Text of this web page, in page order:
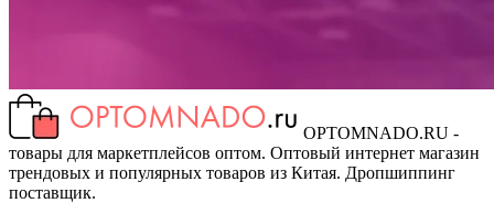
OPTOMNADO.RU -
товары для маркетплейсов оптом. Оптовый интернет магазин
трендовых и популярных товаров из Китая. Дропшиппинг
поставщик.